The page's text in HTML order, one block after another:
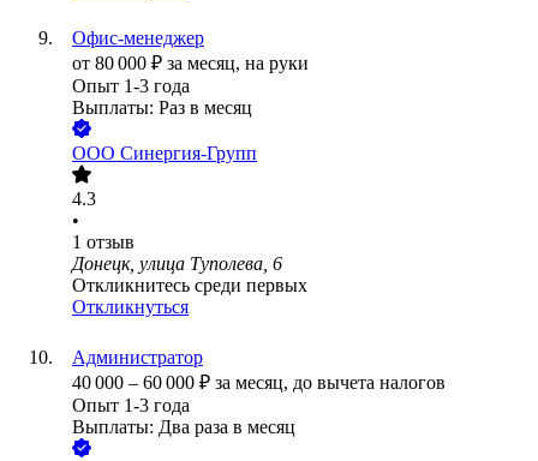
Офис-менеджер
от 80 000 ₽ за месяц, на руки
Опыт 1-3 года
Выплаты: Раз в месяц
ООО Синергия-Групп
4.3
•
1 отзыв
Донецк, улица Туполева, 6
Откликнитесь среди первых
Откликнуться
Администратор
40 000 – 60 000 ₽ за месяц, до вычета налогов
Опыт 1-3 года
Выплаты: Два раза в месяц